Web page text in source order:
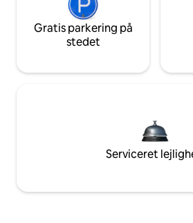
Gratis parkering på
stedet
Serviceret